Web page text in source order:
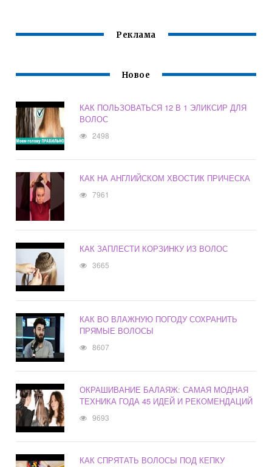
Реклама
Новое
КАК ПОЛЬЗОВАТЬСЯ 12 В 1 ЭЛИКСИР ДЛЯ
ВОЛОС
2498
КАК НА АНГЛИЙСКОМ ХВОСТИК ПРИЧЕСКА
7961
КАК ЗАПЛЕСТИ КОРЗИНКУ ИЗ ВОЛОС
3665
КАК ВО ВЛАЖНУЮ ПОГОДУ СОХРАНИТЬ
ПРЯМЫЕ ВОЛОСЫ
8607
ОКРАШИВАНИЕ БАЛАЯЖ: САМАЯ МОДНАЯ
ТЕХНИКА ГОДА 45 ИДЕЙ И РЕКОМЕНДАЦИЙ
9693
КАК СПРЯТАТЬ ВОЛОСЫ ПОД КЕПКУ